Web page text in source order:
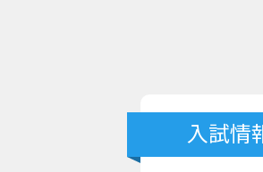
入試情